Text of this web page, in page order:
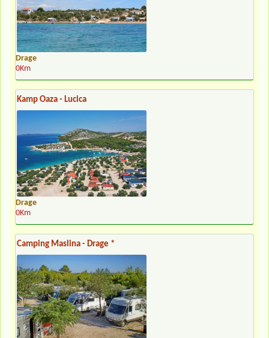
Drage
0Km
Kamp Oaza - Lucica
Drage
0Km
Camping Maslina - Drage *